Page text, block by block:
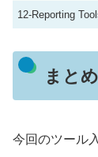
12-Reporting
まとめ
今回のツール